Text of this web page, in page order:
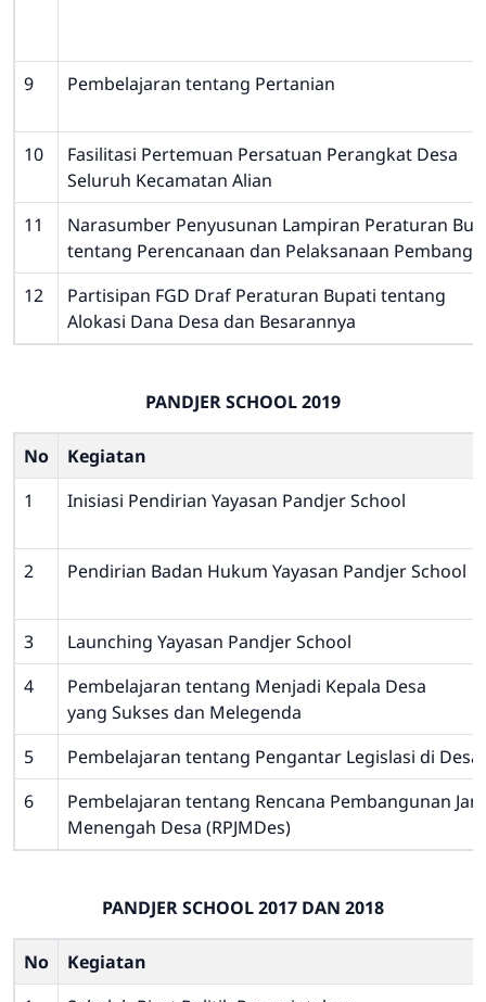
9 Pembelajaran tentang Pertanian
10
Fasilitasi Pertemuan Persatuan Perangkat Desa
Seluruh Kecamatan Alian
11
Narasumber Penyusunan Lampiran Peraturan
tentang Perencanaan dan Pelaksanaan
12
Partisipan FGD Draf Peraturan Bupati tentang
Alokasi Dana Desa dan Besarannya
PANDJER SCHOOL 2019
No
Kegiatan
1
Inisiasi Pendirian Yayasan Pandjer School
2 Pendirian Badan Hukum Yayasan Pandjer School
3
Launching Yayasan Pandjer School
4
Pembelajaran tentang Menjadi Kepala Desa
yang Sukses dan Melegenda
5
Pembelajaran tentang Pengantar Legislasi di Desa
6
Pembelajaran tentang Rencana Pembangunan
Menengah Desa (RPJMDes)
PANDJER SCHOOL 2017 DAN 2018
No
Kegiatan